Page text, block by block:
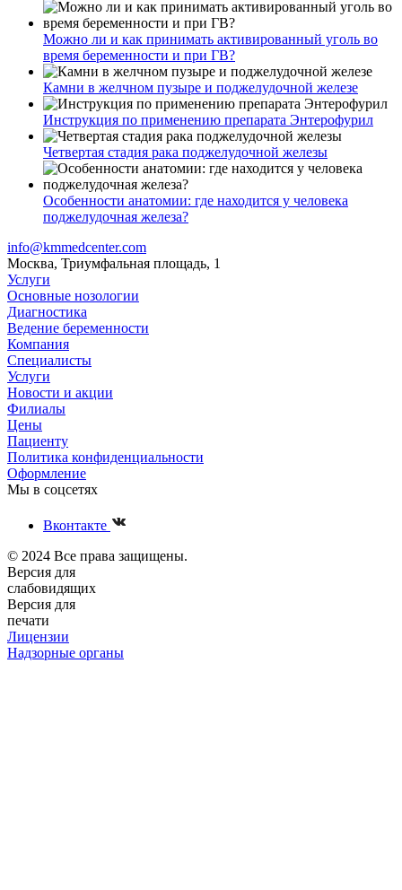
Можно ли и как принимать активированный уголь во
время беременности и при ГВ?
Камни в желчном пузыре и поджелудочной железе
Инструкция по применению препарата Энтерофурил
Четвертая стадия рака поджелудочной железы
Особенности анатомии: где находится у человека
поджелудочная железа?
info@kmmedcenter.com
Москва, Триумфальная площадь, 1
Услуги
Основные нозологии
Диагностика
Ведение беременности
Компания
Специалисты
Услуги
Новости и акции
Филиалы
Цены
Пациенту
Политика конфиденциальности
Оформление
Мы в соцсетях
Вконтакте
© 2024 Все права защищены.
Версия для
слабовидящих
Версия для
печати
Лицензии
Надзорные органы